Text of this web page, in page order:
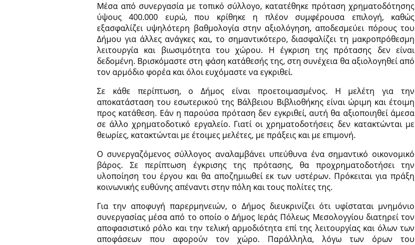
Μέσα από συνεργασία με τοπικό σύλλογο, κατατέθηκε πρόταση χρηματοδότησης
ύψους 400.000 ευρώ, που κρίθηκε η πλέον συμφέρουσα επιλογή, καθώς
εξασφαλίζει υψηλότερη βαθμολογία στην αξιολόγηση, αποδεσμεύει πόρους του
Δήμου για άλλες ανάγκες και, το σημαντικότερο, διασφαλίζει τη μακροπρόθεσμη
λειτουργία και βιωσιμότητα του χώρου. Η έγκριση της πρότασης δεν είναι
δεδομένη. Βρισκόμαστε στη φάση κατάθεσής της, στη συνέχεια θα αξιολογηθεί από
τον αρμόδιο φορέα και όλοι ευχόμαστε να εγκριθεί.
Σε κάθε περίπτωση, ο Δήμος είναι προετοιμασμένος. Η μελέτη για την
αποκατάσταση του εσωτερικού της Βάλβειου Βιβλιοθήκης είναι ώριμη και έτοιμη
προς κατάθεση. Εάν η παρούσα πρόταση δεν εγκριθεί, αυτή θα αξιοποιηθεί άμεσα
σε άλλο χρηματοδοτικό εργαλείο. Γιατί οι χρηματοδοτήσεις δεν κατακτώνται με
θεωρίες, κατακτώνται με έτοιμες μελέτες, με πράξεις και με επιμονή.
Ο συνεργαζόμενος σύλλογος αναλαμβάνει υπεύθυνα ένα σημαντικό οικονομικό
βάρος. Σε περίπτωση έγκρισης της πρότασης, θα προχρηματοδοτήσει την
υλοποίηση του έργου και θα αποζημιωθεί εκ των υστέρων. Πρόκειται για πράξη
κοινωνικής ευθύνης απέναντι στην πόλη και τους πολίτες της.
Για την αποφυγή παρερμηνειών, ο Δήμος διευκρινίζει ότι υφίσταται μνημόνιο
συνεργασίας μέσα από το οποίο ο Δήμος Ιεράς Πόλεως Μεσολογγίου διατηρεί τον
αποφασιστικό ρόλο και την τελική αρμοδιότητα επί της λειτουργίας και όλων των
αποφάσεων που αφορούν τον χώρο. Παράλληλα, λόγω των όρων του